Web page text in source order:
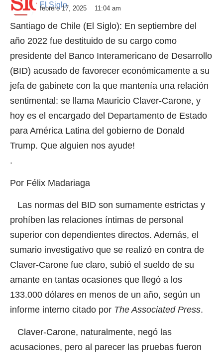
El Siglo
febrero 17, 2025 11:04 am
Santiago de Chile (El Siglo): En septiembre del
año 2022 fue destituido de su cargo como
presidente del Banco Interamericano de Desarrollo
(BID) acusado de favorecer económicamente a su
jefa de gabinete con la que mantenía una relación
sentimental: se llama Mauricio Claver-Carone, y
hoy es el encargado del Departamento de Estado
para América Latina del gobierno de Donald
Trump. Que alguien nos ayude!
.
Por Félix Madariaga
Las normas del BID son sumamente estrictas y
prohíben las relaciones íntimas de personal
superior con dependientes directos. Además, el
sumario investigativo que se realizó en contra de
Claver-Carone fue claro, subió el sueldo de su
amante en tantas ocasiones que llegó a los
133.000 dólares en menos de un año, según un
informe interno citado por The Associated Press.
Claver-Carone, naturalmente, negó las
acusaciones, pero al parecer las pruebas fueron